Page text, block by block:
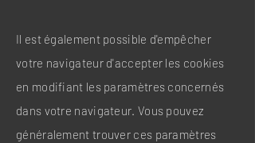
Il est également possible d'empêcher
votre navigateur d'accepter les cookies
en modifiant les paramètres concernés
dans votre navigateur. Vous pouvez
généralement trouver ces paramètres